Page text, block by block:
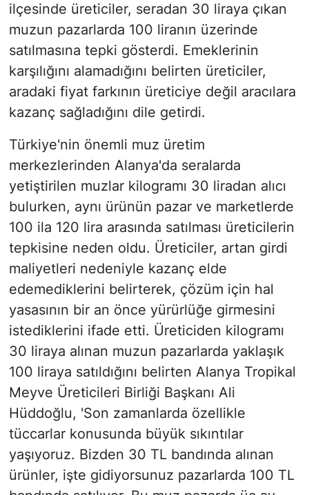
ilçesinde üreticiler, seradan 30 liraya çıkan
muzun pazarlarda 100 liranın üzerinde
satılmasına tepki gösterdi. Emeklerinin
karşılığını alamadığını belirten üreticiler,
aradaki fiyat farkının üreticiye değil aracılara
kazanç sağladığını dile getirdi.
Türkiye'nin önemli muz üretim
merkezlerinden Alanya'da seralarda
yetiştirilen muzlar kilogramı 30 liradan alıcı
bulurken, aynı ürünün pazar ve marketlerde
100 ila 120 lira arasında satılması üreticilerin
tepkisine neden oldu. Üreticiler, artan girdi
maliyetleri nedeniyle kazanç elde
edemediklerini belirterek, çözüm için hal
yasasının bir an önce yürürlüğe girmesini
istediklerini ifade etti. Üreticiden kilogramı
30 liraya alınan muzun pazarlarda yaklaşık
100 liraya satıldığını belirten Alanya Tropikal
Meyve Üreticileri Birliği Başkanı Ali
Hüddoğlu, 'Son zamanlarda özellikle
tüccarlar konusunda büyük sıkıntılar
yaşıyoruz. Bizden 30 TL bandında alınan
ürünler, işte gidiyorsunuz pazarlarda 100 TL